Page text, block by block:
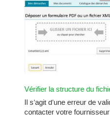
Vérifier la structure du
Il s’agit d’une erreur de
contacter votre